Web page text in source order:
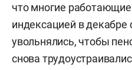
что многие
индексацией в декабре
увольнялись, чтобы
снова